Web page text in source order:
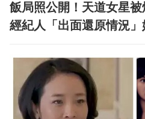
飯局照公開！天道女星
經紀人「出面還原情況